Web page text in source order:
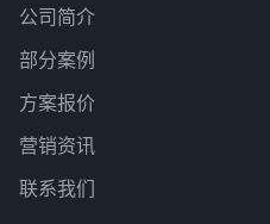
公司简介
部分案例
方案报价
营销资讯
联系我们